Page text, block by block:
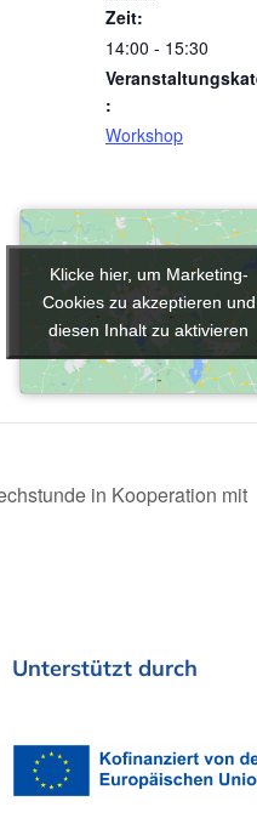
Zeit:
14:00 - 15:30
:
Workshop
Klicke hier, um Marketing-
Cookies zu akzeptieren und
diesen Inhalt zu aktivieren
Klicke hier, um Marketing-
Cookies zu akzeptieren und
diesen Inhalt zu aktivieren
in Kooperation mit
Unterstützt durch